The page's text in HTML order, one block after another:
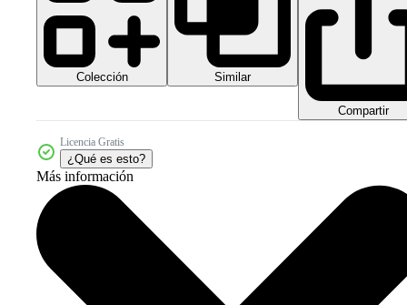
Colección Similar
Compartir
Licencia Gratis
¿Qué es esto?
Más información